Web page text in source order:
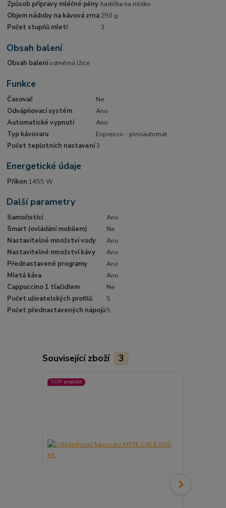
Způsob přípravy mléčné pěny hadička na mléko
Objem nádoby na kávová zrna250 g
Počet stupňů mletí
3
Obsah balení
Obsah baleníodměrná lžíce
Funkce
Časovač
Ne
Odvápňovací systém
Ano
Automatické vypnutí
Ano
Typ kávovaru
Espresso - plnoautomat
Počet teplotních nastavení3
Energetické údaje
Příkon 1455 W
Další parametry
Samočistící
Ano
Smart (ovládání mobilem)
Ne
Nastavitelné množství vody
Ano
Nastavitelné množství kávy
Ano
Přednastavené programy
Ano
Mletá káva
Ano
Cappuccino 1 tlačidlem
Ne
Počet uživatelských profilů
5
Počet přednastavených nápojů5
Související zboží 3
TOP produkt